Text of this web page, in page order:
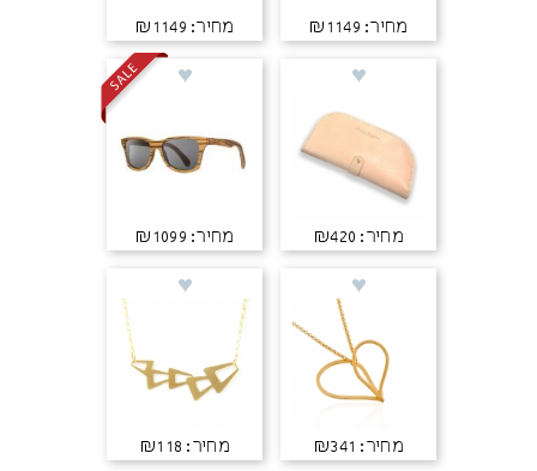
מחיר: ₪1149 מחיר: ₪1149
מחיר: ₪420 מחיר: ₪1099
מחיר: ₪341 מחיר: ₪118